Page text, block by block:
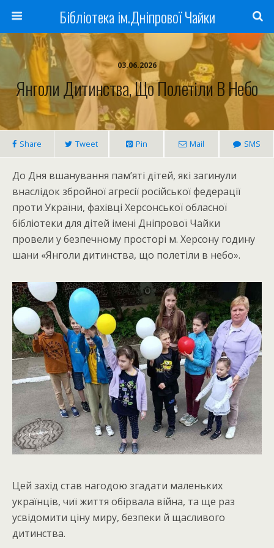
Бібліотека ім.Дніпрової Чайки
03.06.2026
Янголи Дитинства, Що Полетіли В Небо
Share Tweet Pin Mail SMS
До Дня вшанування пам’яті дітей, які загинули
внаслідок збройної агресії російської федерації
проти України, фахівці Херсонської обласної
бібліотеки для дітей імені Дніпрової Чайки
провели у безпечному просторі м. Херсону годину
шани «Янголи дитинства, що полетіли в небо».
Цей захід став нагодою згадати маленьких
українців, чиї життя обірвала війна, та ще раз
усвідомити ціну миру, безпеки й щасливого
дитинства.